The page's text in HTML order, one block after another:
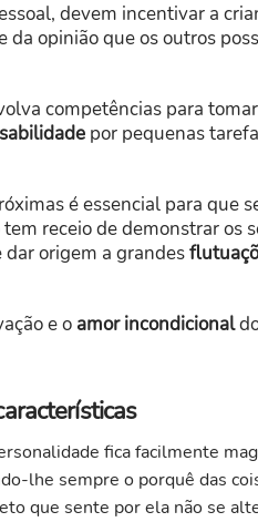
devem incentivar a
opinião que os outros
competências para
por pequenas
é essencial para que
tem receio de demonstrar os
origem a grandes
e o amor incondicional
fica facilmente
lhe sempre o porquê das
que sente por ela não se